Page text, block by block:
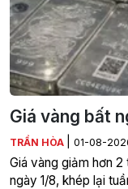
Giá vàng bất
TRẦN HÒA 01-08-
Giá vàng giảm hơn
ngày 1/8, khép lại